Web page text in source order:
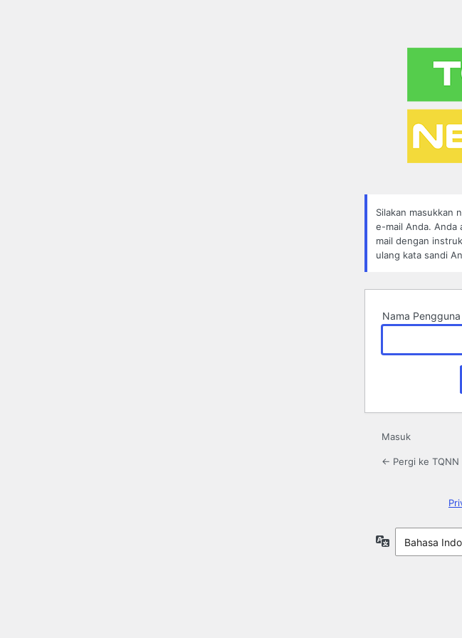
Silakan masukkan
e-mail Anda. Anda
mail dengan
ulang kata sandi
Nama
Masuk
← Pergi ke TQNN
Bahasa